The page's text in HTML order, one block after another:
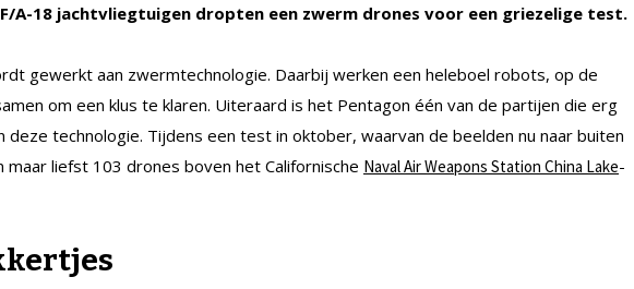
A-18 jachtvliegtuigen dropten een zwerm drones voor een griezelige test.
gewerkt aan zwermtechnologie. Daarbij werken een heleboel robots, op de
om een klus te klaren. Uiteraard is het Pentagon één van de partijen die erg
deze technologie. Tijdens een test in oktober, waarvan de beelden nu naar buiten
maar liefst 103 drones boven het Californische Naval Air Weapons Station China Lake-